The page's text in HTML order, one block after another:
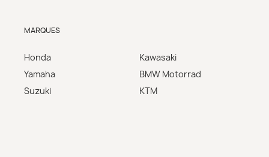
MARQUES
Honda
Yamaha
Suzuki
Kawasaki
BMW Motorrad
KTM